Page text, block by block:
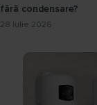
fără condensare?
28 Iulie 2026